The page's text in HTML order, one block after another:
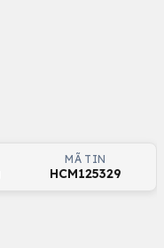
MÃ TIN
HCM125329